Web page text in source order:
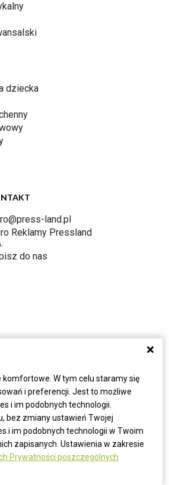
dziecka
land.pl
Reklamy Pressland
do nas
komfortowe. W tym celu staramy się
i preferencji. Jest to możliwe
i im podobnych technologii.
bez zmiany ustawień Twojej
i im podobnych technologii w Twoim
zapisanych. Ustawienia w zakresie
Prywatności poszczególnych